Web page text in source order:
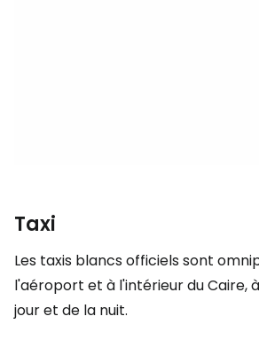
Taxi
Les taxis blancs officiels sont
l'aéroport et à l'intérieur du Caire,
jour et de la nuit.